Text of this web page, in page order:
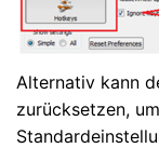
Alternativ kann
zurücksetzen,